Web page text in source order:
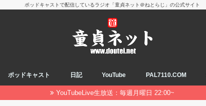
ポッドキャストで配信しているラジオ「童貞ネット＠ねとらじ」の公式サイト
ポッドキャスト 日記 YouTube PAL7110.COM
YouTubeLive生放送：毎週月曜日 22:00~